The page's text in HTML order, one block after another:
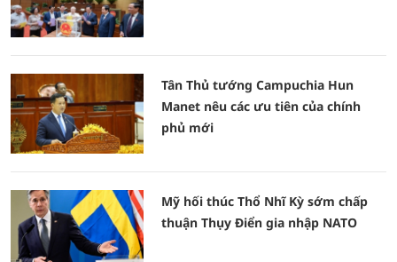
Tân Thủ tướng Campuchia Hun
Manet nêu các ưu tiên của chính
phủ mới
Mỹ hối thúc Thổ Nhĩ Kỳ sớm chấp
thuận Thụy Điển gia nhập NATO